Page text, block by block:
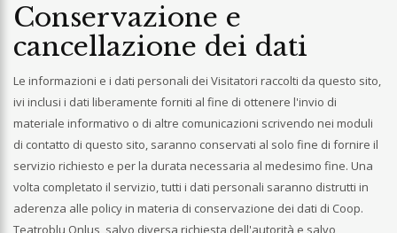
Conservazione e
cancellazione dei dati
Le informazioni e i dati personali dei Visitatori raccolti da questo sito,
ivi inclusi i dati liberamente forniti al fine di ottenere l'invio di
materiale informativo o di altre comunicazioni scrivendo nei moduli
di contatto di questo sito, saranno conservati al solo fine di fornire il
servizio richiesto e per la durata necessaria al medesimo fine. Una
volta completato il servizio, tutti i dati personali saranno distrutti in
aderenza alle policy in materia di conservazione dei dati di Coop.
Teatroblu Onlus, salvo diversa richiesta dell'autorità e salvo